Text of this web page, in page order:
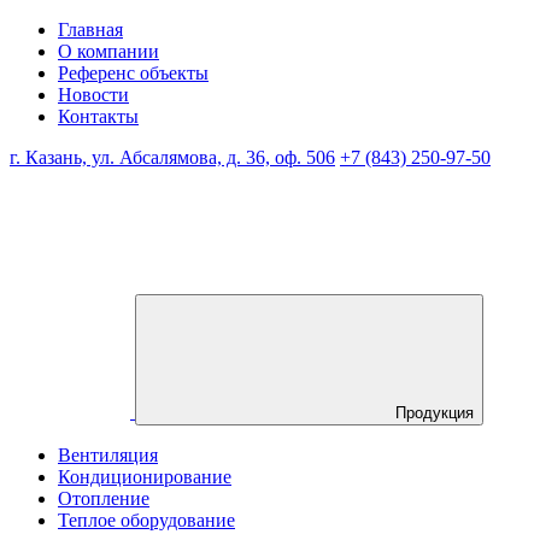
Главная
О компании
Референс объекты
Новости
Контакты
г. Казань, ул. Абсалямова, д. 36, оф. 506 +7 (843) 250-97-50
Продукция
Вентиляция
Кондиционирование
Отопление
Теплое оборудование